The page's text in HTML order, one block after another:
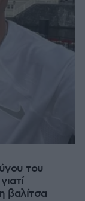
του
βαλίτσα